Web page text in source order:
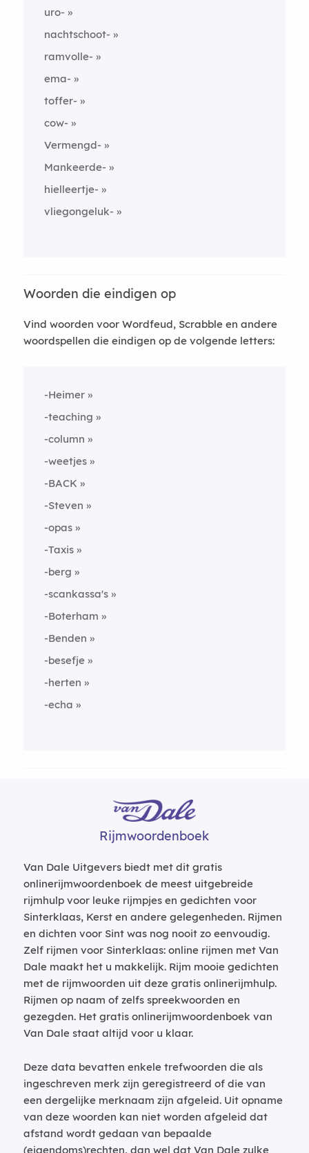
uro-
nachtschoot-
ramvolle-
ema-
toffer-
cow-
Vermengd-
Mankeerde-
hielleertje-
vliegongeluk-
Woorden die eindigen op
Vind woorden voor Wordfeud, Scrabble en andere
woordspellen die eindigen op de volgende letters:
-Heimer
-teaching
-column
-weetjes
-BACK
-Steven
-opas
-Taxis
-berg
-scankassa's
-Boterham
-Benden
-besefje
-herten
-echa
Rijmwoordenboek
Van Dale Uitgevers biedt met dit gratis
onlinerijmwoordenboek de meest uitgebreide
rijmhulp voor leuke rijmpjes en gedichten voor
Sinterklaas, Kerst en andere gelegenheden. Rijmen
en dichten voor Sint was nog nooit zo eenvoudig.
Zelf rijmen voor Sinterklaas: online rijmen met Van
Dale maakt het u makkelijk. Rijm mooie gedichten
met de rijmwoorden uit deze gratis onlinerijmhulp.
Rijmen op naam of zelfs spreekwoorden en
gezegden. Het gratis onlinerijmwoordenboek van
Van Dale staat altijd voor u klaar.
Deze data bevatten enkele trefwoorden die als
ingeschreven merk zijn geregistreerd of die van
een dergelijke merknaam zijn afgeleid. Uit opname
van deze woorden kan niet worden afgeleid dat
afstand wordt gedaan van bepaalde
(eigendoms)rechten, dan wel dat Van Dale zulke